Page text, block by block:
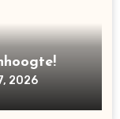
2026